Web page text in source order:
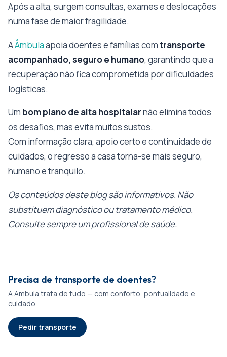
Após a alta, surgem consultas, exames e deslocações
numa fase de maior fragilidade.
AÂmbulaapoia doentes e famílias comtransporte
acompanhado, seguro e humano, garantindo que a
recuperação não fica comprometida por dificuldades
logísticas.
Um bom plano de alta hospitalarnão elimina todos
os desafios, mas evita muitos sustos.
Com informação clara, apoio certo e continuidade de
cuidados, o regresso a casa torna-se mais seguro,
humano e tranquilo.
Os conteúdos deste blog são informativos. Não
substituem diagnóstico ou tratamento médico.
Consulte sempre um profissional de saúde.
Precisa de transporte de doentes?
A Ambula trata de tudo — com conforto, pontualidade e
cuidado.
Pedir transporte